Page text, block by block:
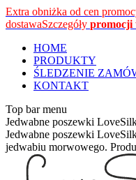
Przewiń
do
Extra obniżka od cen
dostawaSzczegóły promocji
HOME
PRODUKTY
ŚLEDZENIE
KONTAKT
Top bar menu
Jedwabne poszewki
Jedwabne poszewki
jedwabiu morwowego.